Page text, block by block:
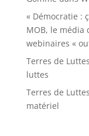
« Démocratie :
MOB, le média
webinaires «
Terres de Luttes
luttes
Terres de Luttes
matériel